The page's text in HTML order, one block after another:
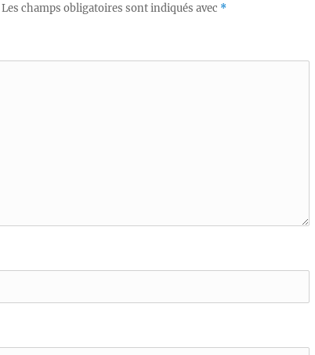
Les champs obligatoires sont indiqués avec *